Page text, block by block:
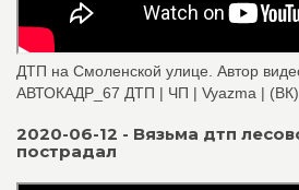
ДТП на Смоленской улице. Автор
АВТОКАДР_67 ДТП | ЧП | Vyazma | (ВК)
2020-06-12 - Вязьма дтп
пострадал